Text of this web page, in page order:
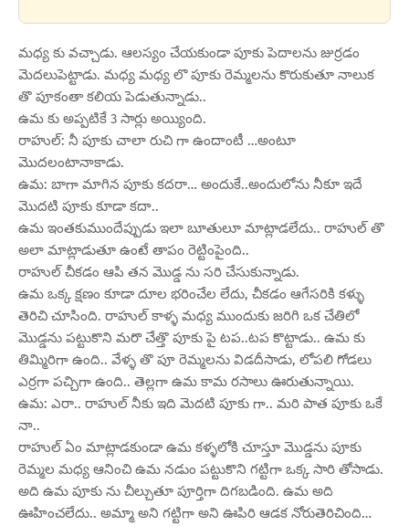
మధ్య కు వచ్చాడు. ఆలస్యం చేయకుండా పూకు పెదాలను జుర్రడం
మెదలుపెట్టాడు. మధ్య మధ్య లొ పూకు రెమ్మలను కొరుకుతూ నాలుక
తొ పూకంతా కలియ పెడుతున్నాడు..
ఉమ కు అప్పటికే 3 సార్లు అయ్యింది.
రాహుల్: నీ పూకు చాలా రుచి గా ఉందాంటీ …అంటూ
మొదలంటానాకాడు.
ఉమ: బాగా మాగిన పూకు కదరా… అందుకే..అందులోను నీకూ ఇదే
మొదటి పూకు కూడా కదా..
ఉమ ఇంతకుముందేప్పుడు ఇలా బూతులూ మాట్లాడలేదు.. రాహుల్ తొ
అలా మాట్లాడుతూ ఉంటే తాపం రెట్టింపైంది..
రాహుల్ చీకడం ఆపి తన మొడ్డ ను సరి చేసుకున్నాడు.
ఉమ ఒక్క క్షణం కూడా దూల భరించేల లేదు, చీకడం ఆగేసరికి కళ్ళు
తెరిచి చూసింది. రాహుల్ కాళ్ళ మధ్య ముందుకు జరిగి ఒక చేతిలో
మొడ్డను పట్టుకొని మరొ చేత్తొ పూకు పై టప..టప కొట్టాడు.. ఉమ కు
తిమ్మిరిగా ఉంది.. వేళ్ళ తొ పూ రెమ్మలను విడదీసాడు, లోపలి గోడలు
ఎర్రగా పచ్చిగా ఉంది.. తెల్లగా ఉమ కామ రసాలు ఊరుతున్నాయి.
ఉమ: ఎరా.. రాహుల్ నీకు ఇది మెదటి పూకు గా.. మరి పాత పూకు ఒకే
నా..
రాహుల్ ఏం మాట్లాడకుండా ఉమ కళ్ళలోకి చూస్తూ మొడ్డను పూకు
రెమ్మల మధ్య ఆనించి ఉమ నడుం పట్టుకొని గట్టిగా ఒక్క సారి తోసాడు.
అది ఉమ పూకు ను చీల్చుతూ పూర్తిగా దిగబడింది. ఉమ అది
ఊహించలేదు.. అమ్మా అని గట్టిగా అని ఊపిరి ఆడక నోరుతెరిచింది…